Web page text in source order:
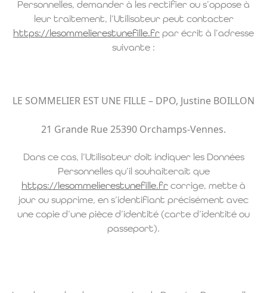
Personnelles, demander à les rectifier ou s’oppose à
leur traitement, l’Utilisateur peut contacter
https://lesommelierestunefille.fr par écrit à l’adresse
suivante :
LE SOMMELIER EST UNE FILLE – DPO, Justine BOILLON
21 Grande Rue 25390 Orchamps-Vennes.
Dans ce cas, l’Utilisateur doit indiquer les Données
Personnelles qu’il souhaiterait que
https://lesommelierestunefille.fr corrige, mette à
jour ou supprime, en s’identifiant précisément avec
une copie d’une pièce d’identité (carte d’identité ou
passeport).